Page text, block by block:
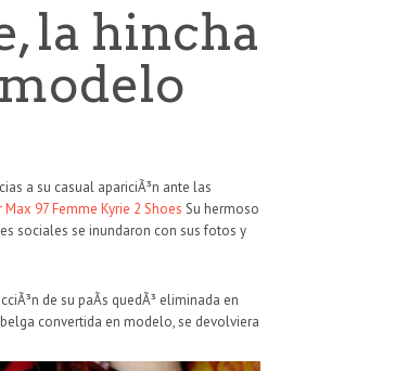
la hincha
a su casual apariciÃ³n ante las
Max 97 Femme Kyrie 2 Shoes Su hermoso
sociales se inundaron con sus fotos y
de su paÃ­s quedÃ³ eliminada en
convertida en modelo, se devolviera